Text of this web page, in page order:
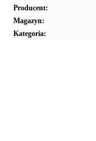
Producent:
Magazyn:
Kategoria: